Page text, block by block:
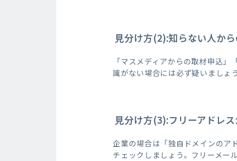
見分け方(2):知らない人か
「マスメディアからの取材申込
識がない場合には必ず疑いましょう
見分け方(3):フリーアドレ
企業の場合は「独自ドメインのア
チェックしましょう。フリーメー